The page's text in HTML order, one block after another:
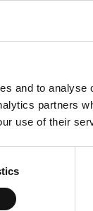
and to analyse
partners
use of their